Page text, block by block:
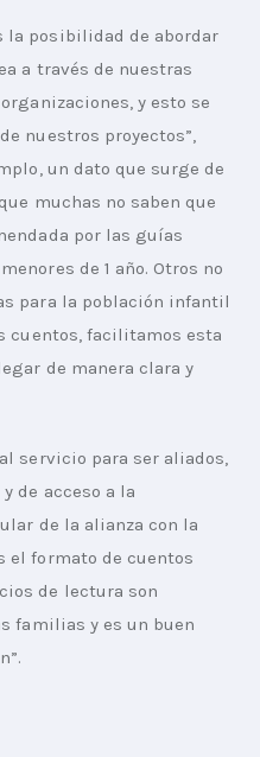
la posibilidad de abordar
a través de nuestras
y esto se
nuestros proyectos”,
un dato que surge de
muchas no saben que
por las guías
de 1 año. Otros no
para la población infantil
cuentos, facilitamos esta
de manera clara y
servicio para ser aliados,
de acceso a la
de la alianza con la
el formato de cuentos
de lectura son
familias y es un buen